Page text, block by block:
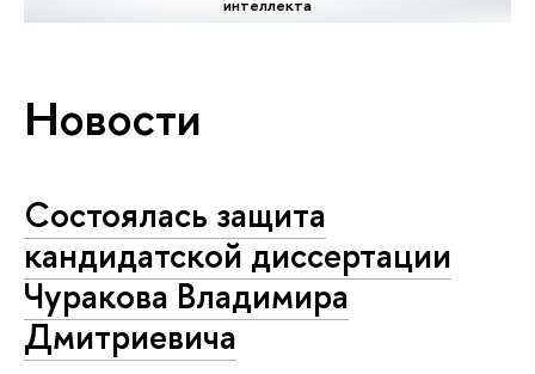
интеллекта
Новости
Состоялась защита
кандидатской диссертации
Чуракова Владимира
Дмитриевича